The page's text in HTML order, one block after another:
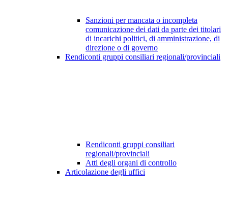
Sanzioni per mancata o incompleta
comunicazione dei dati da parte dei titolari
di incarichi politici, di amministrazione, di
direzione o di governo
Rendiconti gruppi consiliari regionali/provinciali
Rendiconti gruppi consiliari
regionali/provinciali
Atti degli organi di controllo
Articolazione degli uffici